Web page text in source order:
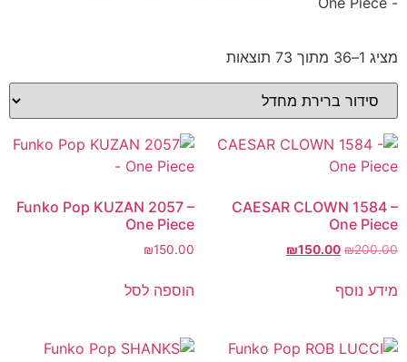
מציג 1–36 מתוך 73 תוצאות
CAESAR CLOWN 1584 –
One Piece
₪200.00
₪150.00
מידע נוסף
Funko Pop KUZAN 2057 –
One Piece
₪150.00
הוספה לסל